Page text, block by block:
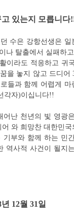
고 있는지 모릅니다
수은 강항선생은
나 탈출에서 실패하고
이라도 적응하고 귀
을 놓지 않고 드디어
들과 함께 어렵게 마
각자)이십니다!!
어난 천년의 빛 영광
와 희망찬 대한민
기부와 함께 하는 민
역사적 사건이 될지
년 12월 31일